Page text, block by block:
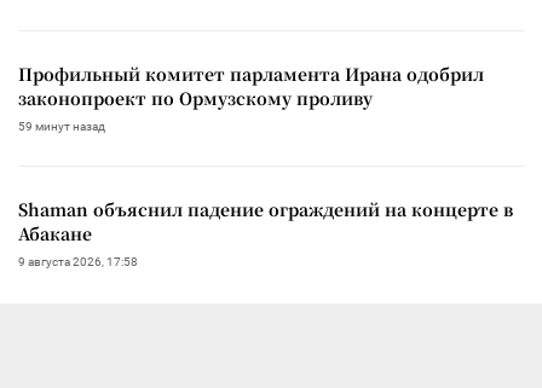
Профильный комитет парламента Ирана одобрил
законопроект по Ормузскому проливу
59 минут назад
Shaman объяснил падение ограждений на концерте в
Абакане
9 августа 2026, 17:58